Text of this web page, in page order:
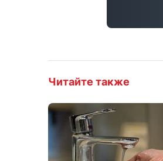
Читайте также